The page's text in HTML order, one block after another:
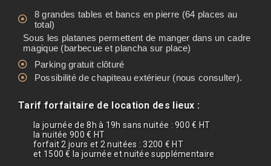
8 grandes tables et bancs en pierre (64 places au
total)
Sous les platanes permettent de manger dans un cadre
magique (barbecue et plancha sur place)
Parking gratuit clôturé
Possibilité de chapiteau extérieur (nous consulter).
Tarif forfaitaire de location des lieux :
la journée de 8h à 19h sans nuitée : 900 € HT
la nuitée 900 € HT
forfait 2 jours et 2 nuitées : 3200 € HT
et 1500 € la journée et nuitée supplémentaire